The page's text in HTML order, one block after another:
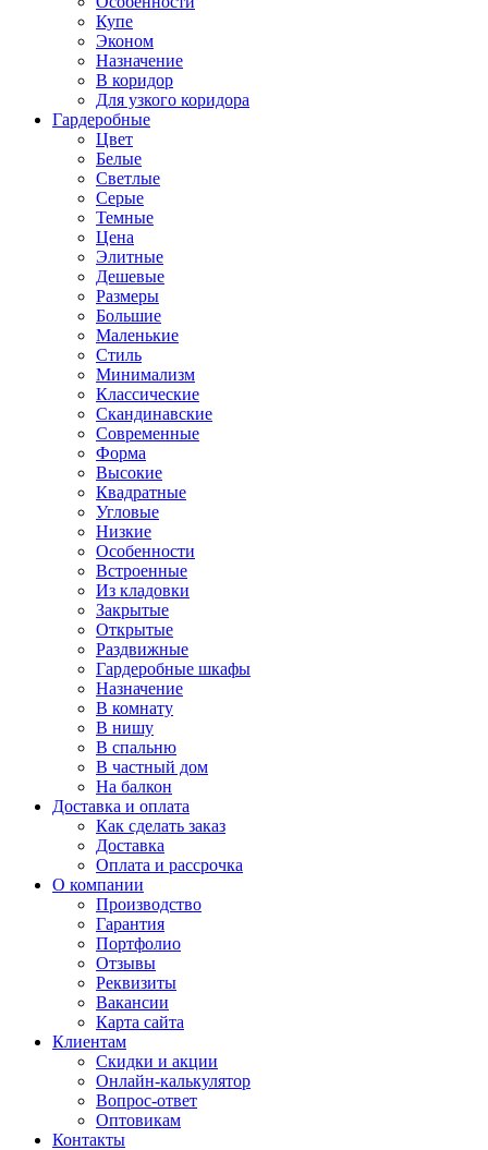
Купе
Эконом
Назначение
В коридор
Для узкого коридора
Гардеробные
Цвет
Белые
Светлые
Серые
Темные
Цена
Элитные
Дешевые
Размеры
Большие
Маленькие
Стиль
Минимализм
Классические
Скандинавские
Современные
Форма
Высокие
Квадратные
Угловые
Низкие
Особенности
Встроенные
Из кладовки
Закрытые
Открытые
Раздвижные
Гардеробные шкафы
Назначение
В комнату
В нишу
В спальню
В частный дом
На балкон
Доставка и оплата
Как сделать заказ
Доставка
Оплата и рассрочка
О компании
Производство
Гарантия
Портфолио
Отзывы
Реквизиты
Вакансии
Карта сайта
Клиентам
Скидки и акции
Онлайн-калькулятор
Вопрос-ответ
Оптовикам
Контакты